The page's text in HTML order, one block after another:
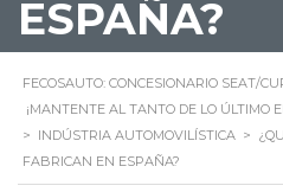
ESPAÑA?
FECOSAUTO: CONCESIONARIO SEAT/
¡MANTENTE AL TANTO DE LO ÚLTIMO
> INDÚSTRIA AUTOMOVILÍSTICA >
FABRICAN EN ESPAÑA?